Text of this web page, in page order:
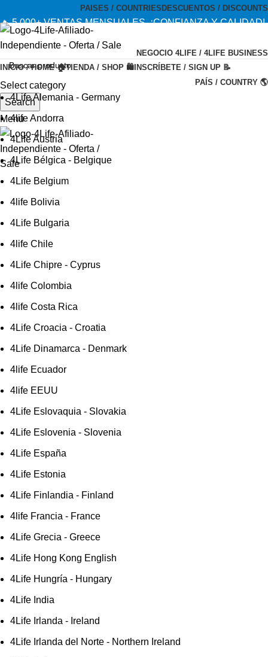
PAISES / COUNTRIES DESCUENTOS / DISCOUNTS
🔥 5,000+ VENTAS MENSUALES. ¡CONFIANZA Y CALIDAD!
--- 🔥 5,000+ MONTHLY SALES. TRUST AND QUALITY!
NEGOCIO 4LIFE / 4LIFE BUSINESS
TIENDA OFICIAL / OFFICIAL STORE 🔒
Select category
Search
Menu
INICIO / HOME 🏠TIENDA / SHOP 🛍️ INSCRÍBETE / SIGN UP 📝
PAÍS / COUNTRY 🌎
4Life Alemania - Germany
4life Andorra
4Life Austria
4Life Bélgica - Belgique
4Life Belgium
4life Bolivia
4Life Bulgaria
4life Chile
4Life Chipre - Cyprus
4life Colombia
4life Costa Rica
4Life Croacia - Croatia
4Life Dinamarca - Denmark
4life Ecuador
4life EEUU
4Life Eslovaquia - Slovakia
4Life Eslovenia - Slovenia
4Life España
4Life Estonia
4Life Finlandia - Finland
4life Francia - France
4Life Grecia - Greece
4Life Hong Kong English
4Life Hungría - Hungary
4Life India
4Life Irlanda - Ireland
4Life Irlanda del Norte - Northern Ireland